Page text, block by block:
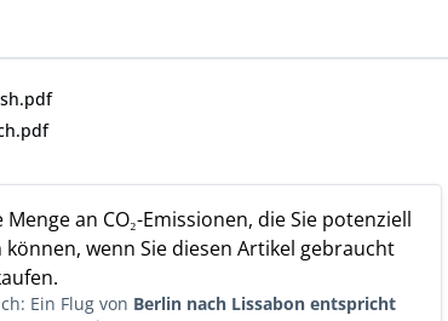
Menge an CO₂-Emissionen, die Sie potenziell
wenn Sie diesen Artikel gebraucht
Ein Flug von Berlin nach Lissabon entspricht